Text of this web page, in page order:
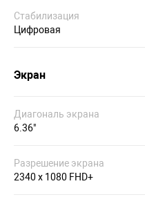
Стабилизация
Цифровая
Экран
Диагональ экрана
6.36"
Разрешение экрана
2340 x 1080 FHD+